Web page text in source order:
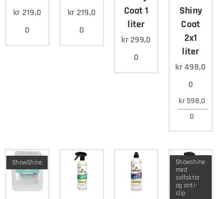
kr 219,0
0
kr 219,0
0
Coat 1
liter
kr 299,0
0
Shiny
Coat
2x1
liter
kr498,0
0
kr 598,0
0
ShowShine
Showshine
med
solfaktor
og anti-
slip